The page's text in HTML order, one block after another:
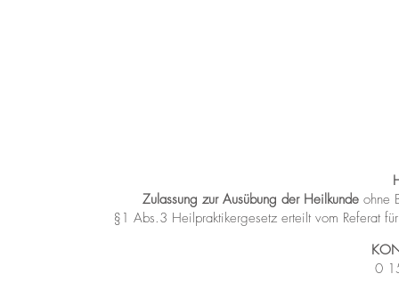
Zulassung zur Ausübung der Heilkunde ohne
§1 Abs.3 Heilpraktikergesetz erteilt vom Referat
0